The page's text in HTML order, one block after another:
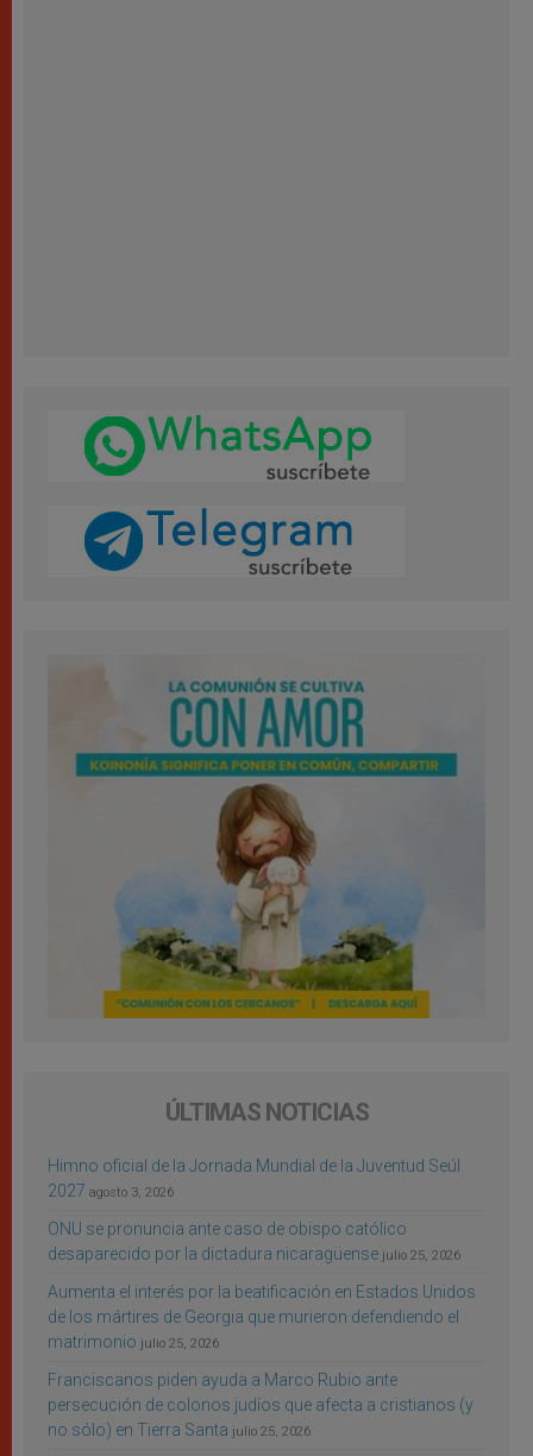
ÚLTIMAS NOTICIAS
Himno oficial de la Jornada Mundial de la Juventud Seúl
2027 agosto 3, 2026
ONU se pronuncia ante caso de obispo católico
desaparecido por la dictadura nicaragüense julio 25, 2026
Aumenta el interés por la beatificación en Estados Unidos
de los mártires de Georgia que murieron defendiendo el
matrimonio julio 25, 2026
Franciscanos piden ayuda a Marco Rubio ante
persecución de colonos judíos que afecta a cristianos (y
no sólo) en Tierra Santa julio 25, 2026